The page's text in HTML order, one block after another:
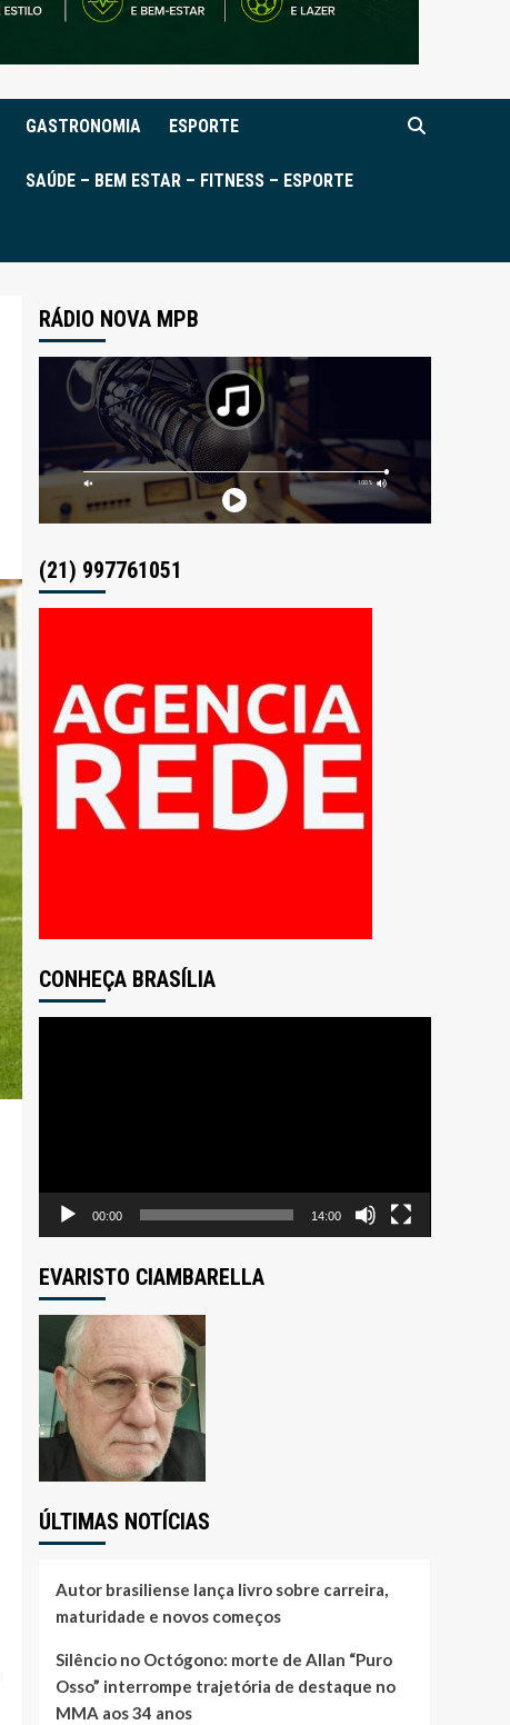
GASTRONOMIA ESPORTE
SAÚDE – BEM ESTAR – FITNESS – ESPORTE
RÁDIO NOVA MPB
(21) 997761051
CONHEÇA BRASÍLIA
00:00 14:00
EVARISTO CIAMBARELLA
ÚLTIMAS NOTÍCIAS
Autor brasiliense lança livro sobre carreira,
maturidade e novos começos
Silêncio no Octógono: morte de Allan “Puro
Osso” interrompe trajetória de destaque no
MMA aos 34 anos